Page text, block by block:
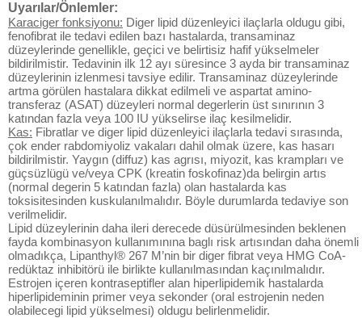
Uyarılar/Önlemler:
Karaciger fonksiyonu: Diger lipid düzenleyici ilaçlarla oldugu gibi,
fenofibrat ile tedavi edilen bazı hastalarda, transaminaz
düzeylerinde genellikle, geçici ve belirtisiz hafif yükselmeler
bildirilmistir. Tedavinin ilk 12 ayı süresince 3 ayda bir transaminaz
düzeylerinin izlenmesi tavsiye edilir. Transaminaz düzeylerinde
artma görülen hastalara dikkat edilmeli ve aspartat amino-
transferaz (ASAT) düzeyleri normal degerlerin üst sınırının 3
katından fazla veya 100 IU yükselirse ilaç kesilmelidir.
Kas: Fibratlar ve diger lipid düzenleyici ilaçlarla tedavi sırasında,
çok ender rabdomiyoliz vakaları dahil olmak üzere, kas hasarı
bildirilmistir. Yaygın (diffuz) kas agrısı, miyozit, kas krampları ve
güçsüzlügü ve/veya CPK (kreatin foskofinaz)da belirgin artıs
(normal degerin 5 katından fazla) olan hastalarda kas
toksisitesinden kuskulanılmalıdır. Böyle durumlarda tedaviye son
verilmelidir.
Lipid düzeylerinin daha ileri derecede düsürülmesinden beklenen
fayda kombinasyon kullanımınına baglı risk artısından daha önemli
olmadıkça, Lipanthyl® 267 M’nin bir diger fibrat veya HMG CoA-
redüktaz inhibitörü ile birlikte kullanılmasından kaçınılmalıdır.
Estrojen içeren kontraseptifler alan hiperlipidemik hastalarda
hiperlipideminin primer veya sekonder (oral estrojenin neden
olabilecegi lipid yükselmesi) oldugu belirlenmelidir.